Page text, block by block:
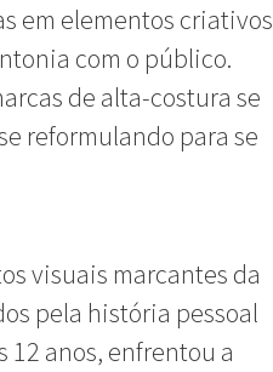
em elementos criativos
com o público.
de alta-costura se
reformulando para se
visuais marcantes da
pela história pessoal
12 anos, enfrentou a